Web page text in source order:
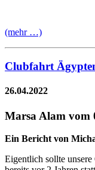
(mehr …)
Clubfahrt
26.04.2022
Marsa Alam vom
Ein Bericht von
Eigentlich sollte